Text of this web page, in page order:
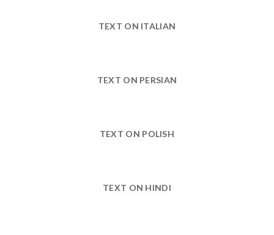
TEXT ON ITALIAN
TEXT ON PERSIAN
TEXT ON POLISH
TEXT ON HINDI